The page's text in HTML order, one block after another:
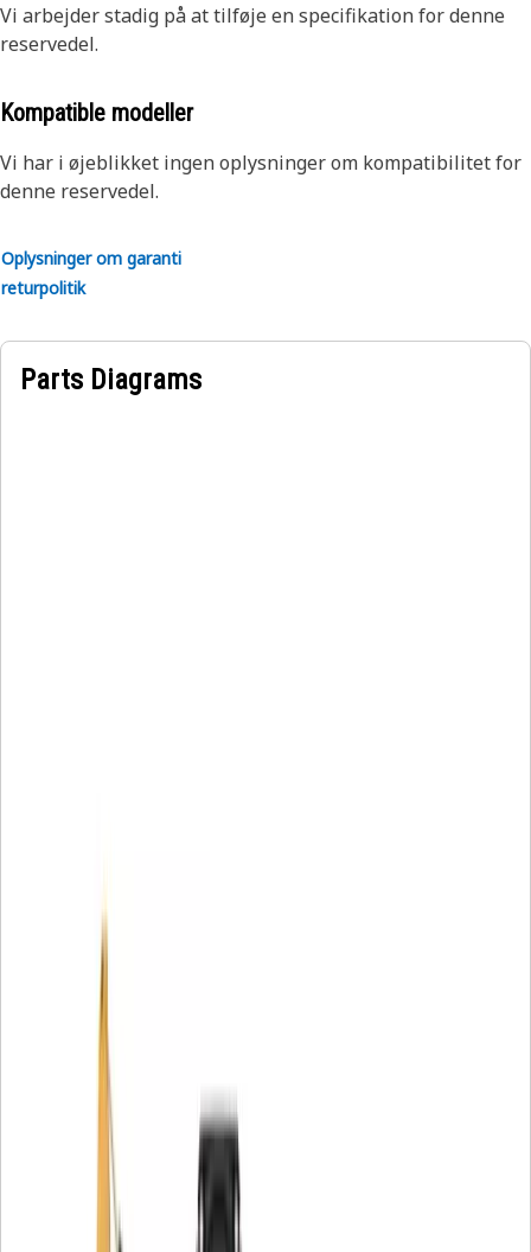
Vi arbejder stadig på at tilføje en specifikation for denne
reservedel.
Kompatible modeller
Vi har i øjeblikket ingen oplysninger om kompatibilitet for
denne reservedel.
Oplysninger om garanti
returpolitik
Parts Diagrams